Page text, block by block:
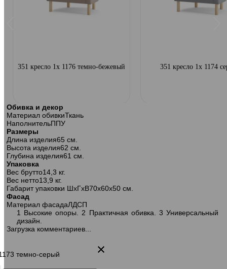
351 кресло 1х 1176 темно-бежевый 351 кресло 1х 1174
Обивка и декор
Материал обивкиТкань
НаполнительППУ
Размеры
Длина изделия65 см.
Высота изделия62 см.
Глубина изделия61 см.
Упаковка
Вес брутто14,3 кг.
Вес нетто13,9 кг.
Габарит упаковки ШхГхВ70х60х50 см.
Фасад
Материал фасадаЛДСП
1 Высокие опоры. 2 Практичная обивка. 3 Универсальный
дизайн.
Загрузка комментариев...
темно-серый